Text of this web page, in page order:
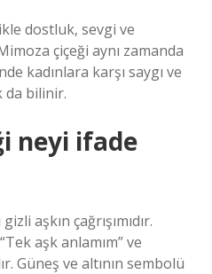
dostluk, sevgi ve
çiçeği aynı zamanda
kadınlara karşı saygı ve
da bilinir.
neyi ifade
aşkın çağrışımıdır.
aşk anlamım” ve
Güneş ve altının sembolü